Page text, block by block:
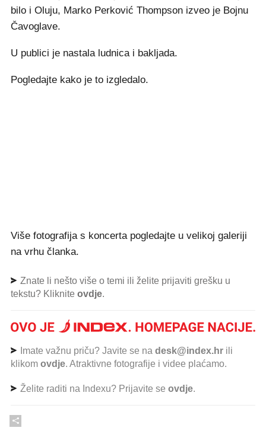
bilo i Oluju, Marko Perković Thompson izveo je Bojnu
Čavoglave.
U publici je nastala ludnica i bakljada.
Pogledajte kako je to izgledalo.
Više fotografija s koncerta pogledajte u velikoj galeriji
na vrhu članka.
Znate li nešto više o temi ili želite prijaviti grešku u
tekstu? Kliknite ovdje.
Imate važnu priču? Javite se na desk@index.hr ili
klikom ovdje. Atraktivne fotografije i videe plaćamo.
Želite raditi na Indexu? Prijavite se ovdje.